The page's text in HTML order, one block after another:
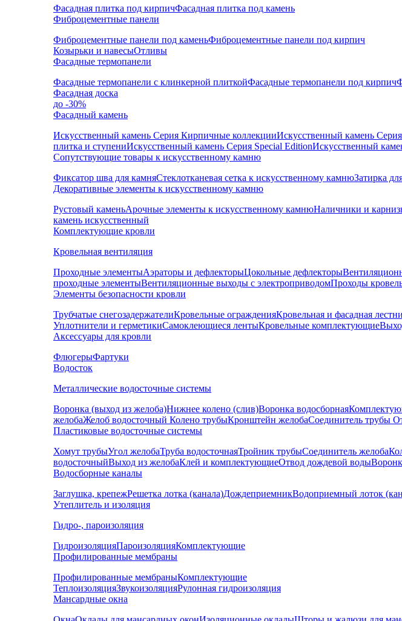
Фасадная плитка под кирпичФасадная плитка под камень
Фиброцементные панели
Фиброцементные панели под каменьФиброцементные панели под кирпич
Козырьки и навесыОтливы
Фасадные термопанели
Фасадные термопанели с клинкерной плиткойФасадные термопанели под кирпич
Фасадная доска
до -30%
Фасадный камень
Искусственный камень Серия Кирпичные коллекцииИскусственный камень
плитка и ступениИскусственный камень Серия Special EditionИскусственный
Сопутствующие товары к искусственному камню
Фиксатор шва для камняСтеклотканевая сетка к искусственному камнюЗатирка
Декоративные элементы к искусственному камню
Рустовый каменьАрочные элементы к искусственному камнюНаличники и
камень искусственный
Комплектующие кровли
Кровельная вентиляция
Проходные элементыАэраторы и дефлекторыЦокольные дефлекторы
проходные элементыВентиляционные выходы с электроприводомПроходы
Элементы безопасности кровли
Трубчатые снегозадержателиКровельные огражденияКровельная и фасадная
Уплотнители и герметикиСамоклеющиеся лентыКровельные комплектующие
Аксессуары для кровли
ФлюгерыФартуки
Водосток
Металлические водосточные системы
Воронка (выход из желоба)Нижнее колено (слив)Воронка водосборная
желобаЖелоб водосточный Колено трубыКронштейн желобаСоединитель трубы
Пластиковые водосточные системы
Хомут трубыУгол желобаТруба водосточнаяТройник трубыСоединитель желоба
водосточныйВыход из желобаКлей и комплектующиеОтвод дождевой воды
Водосборные каналы
Заглушка, крепежРешетка лотка (канала)ДождеприемникВодоприемный лоток
Утеплитель и изоляция
Гидро-, пароизоляция
ГидроизоляцияПароизоляцияКомплектующие
Профилированные мембраны
Профилированные мембраныКомплектующие
ТеплоизоляцияЗвукоизоляцияРулонная гидроизоляция
Мансардные окна